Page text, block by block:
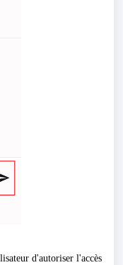
d'autoriser l'accès